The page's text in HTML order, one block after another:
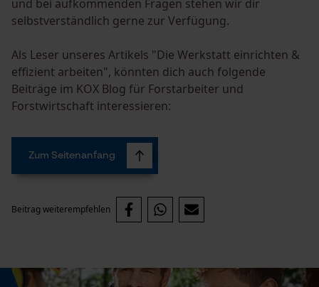
und bei aufkommenden Fragen stehen wir dir
selbstverständlich gerne zur Verfügung.
Als Leser unseres Artikels "Die Werkstatt einrichten &
effizient arbeiten", könnten dich auch folgende
Beiträge im KOX Blog für Forstarbeiter und
Forstwirtschaft interessieren:
Zum Seitenanfang
Beitrag weiterempfehlen
Survicate